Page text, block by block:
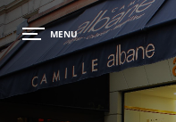
× MENU